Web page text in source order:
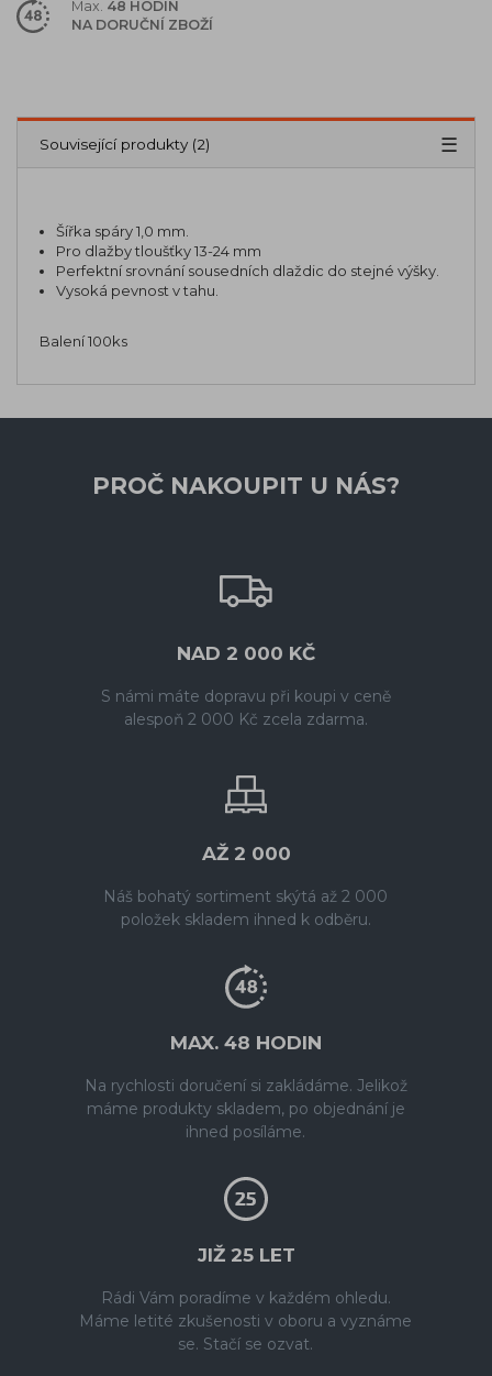
Max. 48 HODIN
NA DORUČNÍ ZBOŽÍ
Popis
Parametry (4)
Související produkty (2)
Šířka spáry 1,0 mm.
Pro dlažby tloušťky 13-24 mm
Perfektní srovnání sousedních dlaždic do stejné výšky.
Vysoká pevnost v tahu.
Balení 100ks
PROČ NAKOUPIT U NÁS?
NAD 2 000 KČ
S námi máte dopravu při koupi v ceně
alespoň 2 000 Kč zcela zdarma.
AŽ 2 000
Náš bohatý sortiment skýtá až 2 000
položek skladem ihned k odběru.
MAX. 48 HODIN
Na rychlosti doručení si zakládáme. Jelikož
máme produkty skladem, po objednání je
ihned posíláme.
JIŽ 25 LET
Rádi Vám poradíme v každém ohledu.
Máme letité zkušenosti v oboru a vyznáme
se. Stačí se ozvat.